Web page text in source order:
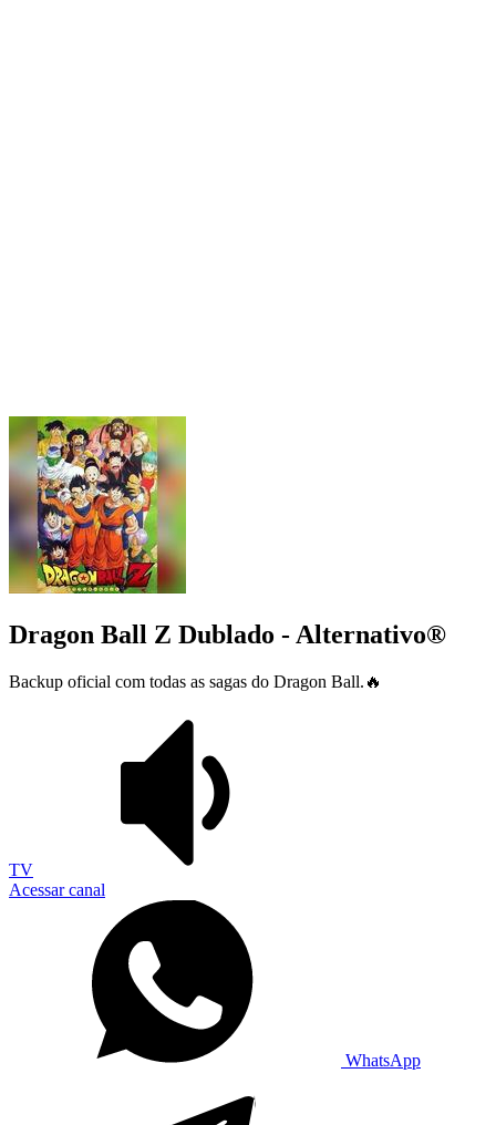
Dragon Ball Z Dublado - Alternativo®
Backup oficial com todas as sagas do Dragon Ball.🔥
TV
Acessar canal
WhatsApp